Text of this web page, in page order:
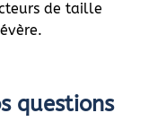
de taille
questions